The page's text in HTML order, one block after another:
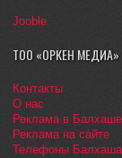
Jooble
ТОО «ОРКЕН МЕДИА»
Контакты
О нас
Реклама в Балхаше
Реклама на сайте
Телефоны Балхаша